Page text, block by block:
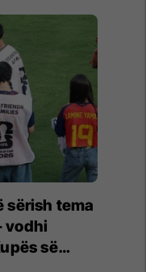
sërish tema
vodhi
së